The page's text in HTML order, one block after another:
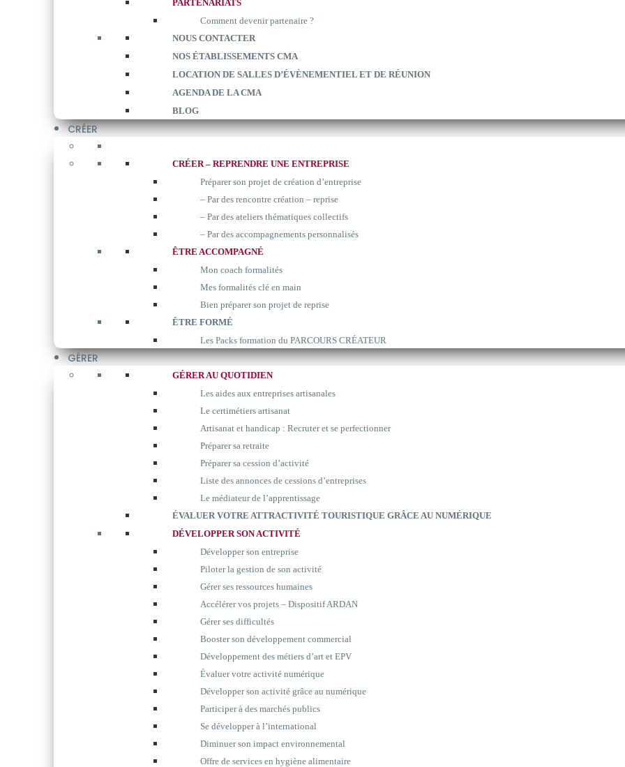
PARTENARIATS
Comment devenir partenaire ?
NOUS CONTACTER
NOS ÉTABLISSEMENTS CMA
LOCATION DE SALLES D’ÉVÈNEMENTIEL ET DE RÉUNION
AGENDA DE LA CMA
BLOG
CRÉER
CRÉER – REPRENDRE UNE ENTREPRISE
Préparer son projet de création d’entreprise
– Par des rencontre création – reprise
– Par des ateliers thématiques collectifs
– Par des accompagnements personnalisés
ÊTRE ACCOMPAGNÉ
Mon coach formalités
Mes formalités clé en main
Bien préparer son projet de reprise
ÊTRE FORMÉ
Les Packs formation du PARCOURS CRÉATEUR
GÉRER
GÉRER AU QUOTIDIEN
Les aides aux entreprises artisanales
Le certimétiers artisanat
Artisanat et handicap : Recruter et se perfectionner
Préparer sa retraite
Préparer sa cession d’activité
Liste des annonces de cessions d’entreprises
Le médiateur de l’apprentissage
ÉVALUER VOTRE ATTRACTIVITÉ TOURISTIQUE GRÂCE AU NUMÉRIQUE
DÉVELOPPER SON ACTIVITÉ
Développer son entreprise
Piloter la gestion de son activité
Gérer ses ressources humaines
Accélérer vos projets – Dispositif ARDAN
Gérer ses difficultés
Booster son développement commercial
Développement des métiers d’art et EPV
Évaluer votre activité numérique
Développer son activité grâce au numérique
Participer à des marchés publics
Se développer à l’international
Diminuer son impact environnemental
Offre de services en hygiène alimentaire